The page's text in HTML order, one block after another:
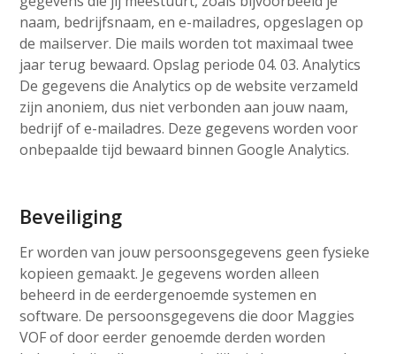
naam, bedrijfsnaam, en e-mailadres, opgeslagen op
de mailserver. Die mails worden tot maximaal twee
jaar terug bewaard. Opslag periode 04. 03. Analytics
De gegevens die Analytics op de website verzameld
zijn anoniem, dus niet verbonden aan jouw naam,
bedrijf of e-mailadres. Deze gegevens worden voor
onbepaalde tijd bewaard binnen Google Analytics.
Beveiliging
Er worden van jouw persoonsgegevens geen fysieke
kopieen gemaakt. Je gegevens worden alleen
beheerd in de eerdergenoemde systemen en
software. De persoonsgegevens die door Maggies
VOF of door eerder genoemde derden worden